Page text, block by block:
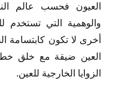
العيون فحسب عالم
والوهمية التي تستخدم
أخرى لا تكون كابتسامة
العين ضيقة مع خلق
الزوايا الخارجية للعين.